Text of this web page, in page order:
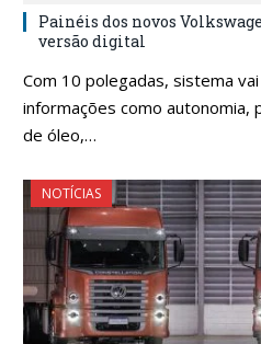
Painéis dos novos
versão digital
Com 10 polegadas, sistema
informações como autonomia,
de óleo,…
NOTÍCIAS